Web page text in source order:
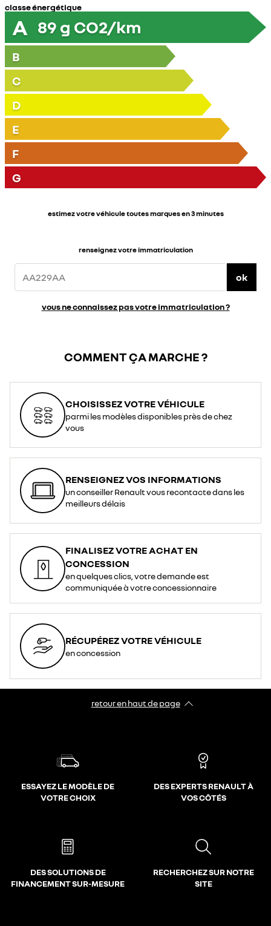
classe énergétique
A 89 g CO2/km
B
C
D
E
F
G
estimez votre véhicule toutes marques en 3 minutes
renseignez votre immatriculation
ok
vous ne connaissez pas votre immatriculation ?
COMMENT ÇA MARCHE ?
CHOISISSEZ VOTRE VÉHICULE
parmi les modèles disponibles près de chez
vous
RENSEIGNEZ VOS INFORMATIONS
un conseiller Renault vous recontacte dans les
meilleurs délais
FINALISEZ VOTRE ACHAT EN
CONCESSION
en quelques clics, votre demande est
communiquée à votre concessionnaire
RÉCUPÉREZ VOTRE VÉHICULE
en concession
retour en haut de page​
ESSAYEZ LE MODÈLE DE
VOTRE CHOIX
DES EXPERTS RENAULT À
VOS CÔTÉS
DES SOLUTIONS DE
FINANCEMENT SUR-MESURE
RECHERCHEZ SUR NOTRE
SITE